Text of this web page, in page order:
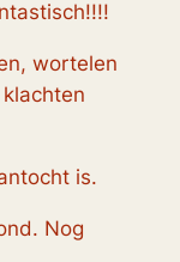
wortelen
is.
Nog